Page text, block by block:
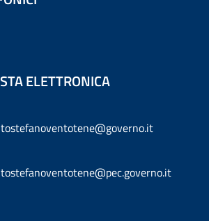
ELETTRONICA